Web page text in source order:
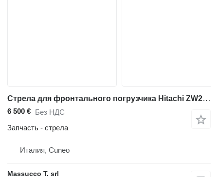
Стрела для фронтального погрузчика Hitachi ZW250-6
6 500 € Без НДС
Запчасть - стрела
Италия, Cuneo
Massucco T. srl